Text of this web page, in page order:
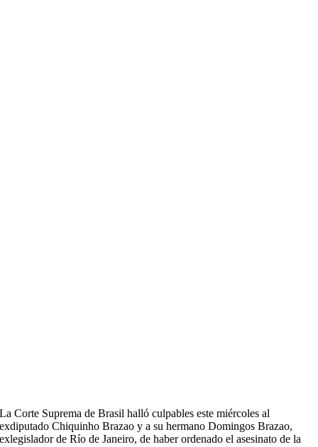
La Corte Suprema de Brasil halló culpables este miércoles al
exdiputado Chiquinho Brazao y a su hermano Domingos Brazao,
exlegislador de Río de Janeiro, de haber ordenado el asesinato de la